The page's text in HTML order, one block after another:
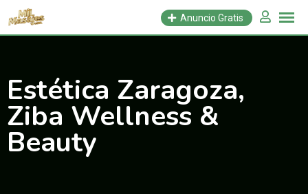
Saltar
Anuncio Gratis
Estética Zaragoza,
Ziba Wellness &
Beauty